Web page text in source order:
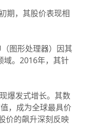
期，其股价表现相
图形处理器）因其
域。2016年，其针
爆发式增长。其数
，成为全球最具价
价的飙升深刻反映